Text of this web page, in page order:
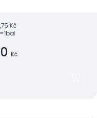
Kč
Kč